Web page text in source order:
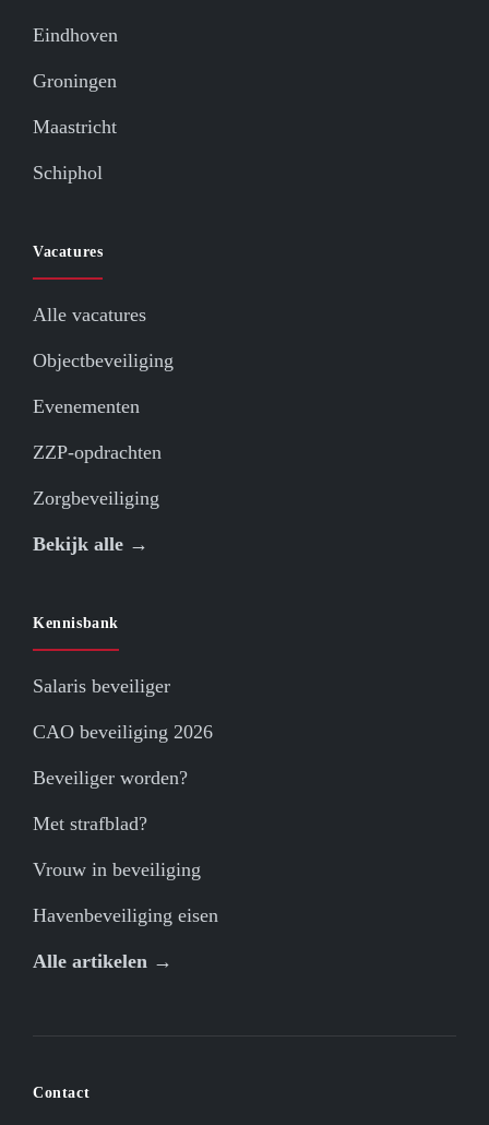
Eindhoven
Groningen
Maastricht
Schiphol
Vacatures
Alle vacatures
Objectbeveiliging
Evenementen
ZZP-opdrachten
Zorgbeveiliging
Bekijk alle →
Kennisbank
Salaris beveiliger
CAO beveiliging 2026
Beveiliger worden?
Met strafblad?
Vrouw in beveiliging
Havenbeveiliging eisen
Alle artikelen →
Contact